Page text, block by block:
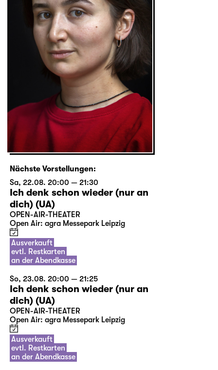
Nächste Vorstellungen:
Sa, 22.08. 20:00 — 21:30
Ich denk schon wieder (nur an
dich) (UA)
OPEN-AIR-THEATER
Open Air: agra Messepark Leipzig
Ausverkauft
evtl. Restkarten
an der Abendkasse
So, 23.08. 20:00 — 21:25
Ich denk schon wieder (nur an
dich) (UA)
OPEN-AIR-THEATER
Open Air: agra Messepark Leipzig
Ausverkauft
evtl. Restkarten
an der Abendkasse